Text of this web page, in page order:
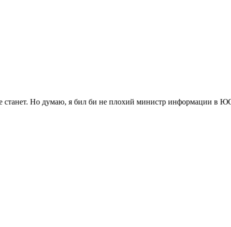
станет. Но думаю, я бил би не плохий министр информации в